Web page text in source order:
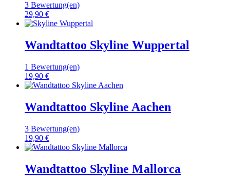
3 Bewertung(en)
29,90 €
Wandtattoo Skyline Wuppertal
1 Bewertung(en)
19,90 €
Wandtattoo Skyline Aachen
3 Bewertung(en)
19,90 €
Wandtattoo Skyline Mallorca